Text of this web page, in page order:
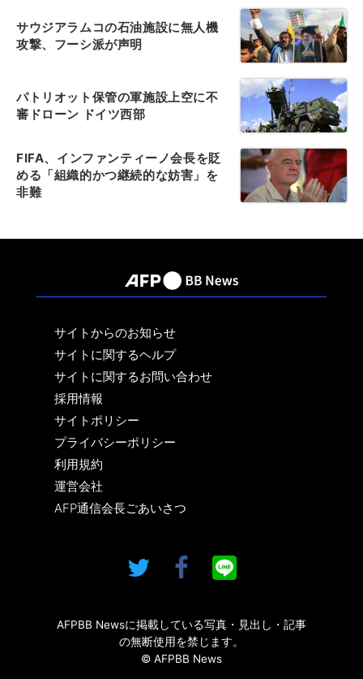
サウジアラムコの石油施設に無人機
攻撃、フーシ派が声明
パトリオット保管の軍施設上空に不
審ドローン ドイツ西部
FIFA、インファンティーノ会長を貶
める「組織的かつ継続的な妨害」を
非難
サイトからのお知らせ
サイトに関するヘルプ
サイトに関するお問い合わせ
採用情報
サイトポリシー
プライバシーポリシー
利用規約
運営会社
AFP通信会長ごあいさつ
AFPBB Newsに掲載している写真・見出し・記事
の無断使用を禁じます。
© AFPBB News